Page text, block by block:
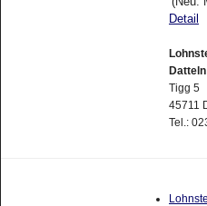
Detail
Tigg 5
45711
Tel.: